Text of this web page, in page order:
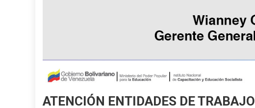
ATENCIÓN ENTIDADES DE TRABAJO